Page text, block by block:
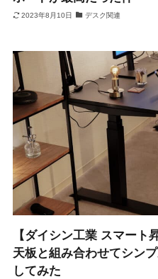
2023年8月10日 デスク関連
【ダイシン工業 スマート
天板と組み合わせてシン
してみた